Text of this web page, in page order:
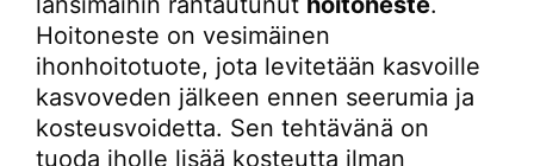
Hoitoneste on vesimäinen
ihonhoitotuote, jota levitetään kasvoille
kasvoveden jälkeen ennen seerumia ja
kosteusvoidetta. Sen tehtävänä on
tuoda iholle lisää kosteutta ilman